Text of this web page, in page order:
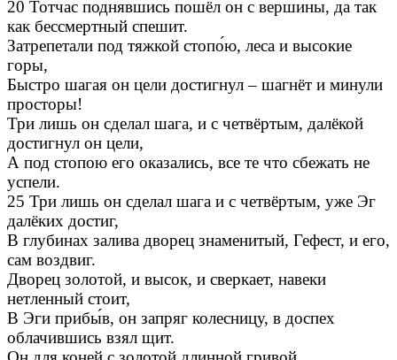
20 Тотчас поднявшись пошёл он с вершины, да так
как бессмертный спешит.
Затрепетали под тяжкой стопо́ю, леса и высокие
горы,
Быстро шагая он цели достигнул – шагнёт и минули
просторы!
Три лишь он сделал шага, и с четвёртым, далёкой
достигнул он цели,
А под стопою его оказались, все те что сбежать не
успели.
25 Три лишь он сделал шага и с четвёртым, уже Эг
далёких достиг,
В глубинах залива дворец знаменитый, Гефест, и его,
сам воздвиг.
Дворец золотой, и высок, и сверкает, навеки
нетленный стоит,
В Эги прибы́в, он запряг колесницу, в доспех
облачившись взял щит.